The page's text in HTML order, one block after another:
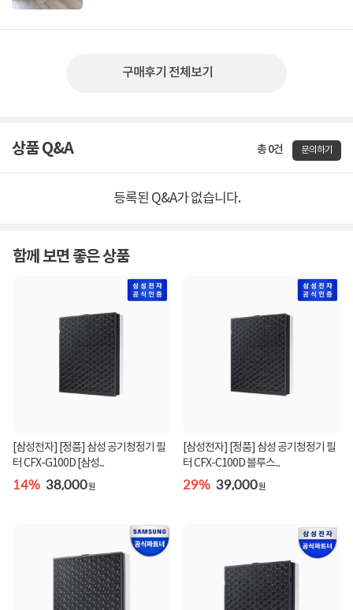
구매후기 전체보기
상품 Q&A 총 0건 문의하기
등록된 Q&A가 없습니다.
함께 보면 좋은 상품
[삼성전자] [정품] 삼성 공기청정기 필
터 CFX-G100D [삼성...
14% 38,000원
[삼성전자] [정품] 삼성 공기청정기 필
터 CFX-C100D 블루스...
29% 39,000원